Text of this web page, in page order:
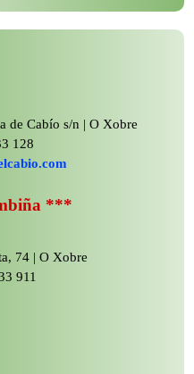
de Cabío s/n | O Xobre
128
***
74 | O Xobre
911